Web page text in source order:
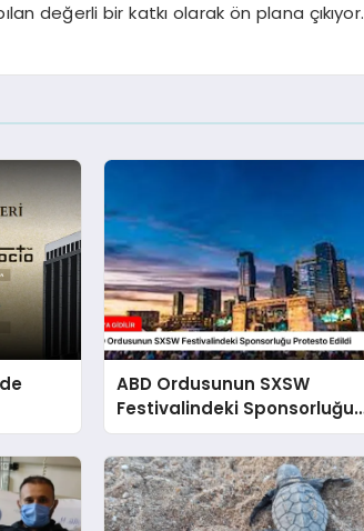
değerli bir katkı olarak ön plana çıkıyor.
ABD Ordusunun SXSW
Festivalindeki Sponsorluğu
Protesto Edildi